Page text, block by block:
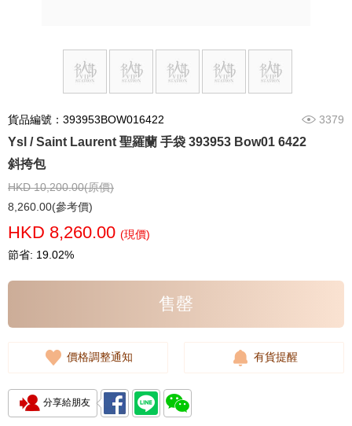
貨品編號：393953BOW016422 3379
Ysl / Saint Laurent 聖羅蘭 手袋 393953 Bow01 6422
斜挎包
HKD 10,200.00(原價)
8,260.00(參考價)
HKD 8,260.00 (現價)
節省: 19.02%
售罄
價格調整通知 有貨提醒
分享給朋友